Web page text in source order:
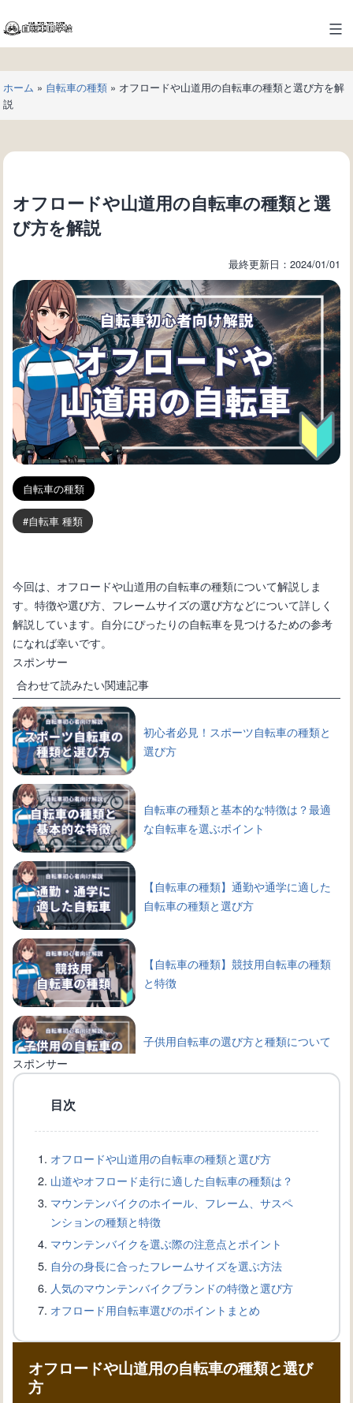
ン
テ
ツ
へ
ス
ッ
自
転
車
の
学
ホーム » 自転車の種類» オフロードや山道用の自転車の種類と選び方を解
説
オフロードや山道用の自転車の種類と選
び方を解説
最終更新日：2024/01/01
自転車の種類
自転車 種類
今回は、オフロードや山道用の自転車の種類について解説しま
す。特徴や選び方、フレームサイズの選び方などについて詳しく
解説しています。自分にぴったりの自転車を見つけるための参考
になれば幸いです。
スポンサー
合わせて読みたい関連記事
初心者必見！スポーツ自転車の種類と
選び方
自転車の種類と基本的な特徴は？最適
な自転車を選ぶポイント
【自転車の種類】通勤や通学に適した
自転車の種類と選び方
【自転車の種類】競技用自転車の種類
と特徴
子供用自転車の選び方と種類について
しよう！
ろう！
高齢者向け自転車の種類と選び方のポ
イントを解説
スポンサー
目次
オフロードや山道用の自転車の種類と選び方
山道やオフロード走行に適した自転車の種類は？
マウンテンバイクのホイール、フレーム、サスペ
ンションの種類と特徴
マウンテンバイクを選ぶ際の注意点とポイント
自分の身長に合ったフレームサイズを選ぶ方法
人気のマウンテンバイクブランドの特徴と選び方
オフロード用自転車選びのポイントまとめ
オフロードや山道用の自転車の種類と選び
方